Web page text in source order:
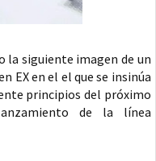
la siguiente imagen de un
EX en el el que se insinúa
principios del próximo
de la línea